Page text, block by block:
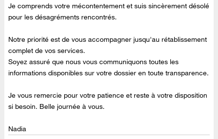
Je comprends votre mécontentement et suis sincèrement désolé
pour les désagréments rencontrés.
Notre priorité est de vous accompagner jusqu'au rétablissement
complet de vos services.
Soyez assuré que nous vous communiquons toutes les
informations disponibles sur votre dossier en toute transparence.
Je vous remercie pour votre patience et reste à votre disposition
si besoin. Belle journée à vous.
Nadia